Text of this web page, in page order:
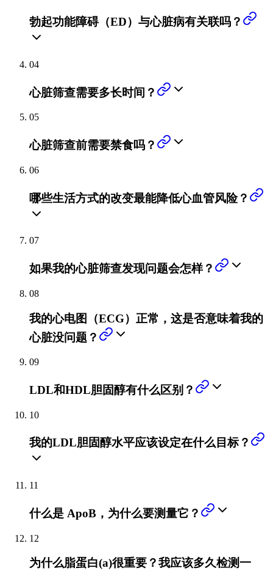
勃起功能障碍（ED）与心脏病有关联吗？
04
心脏筛查需要多长时间？
05
心脏筛查前需要禁食吗？
06
哪些生活方式的改变最能降低心血管风险？
07
如果我的心脏筛查发现问题会怎样？
08
我的心电图（ECG）正常，这是否意味着我的
心脏没问题？
09
LDL和HDL胆固醇有什么区别？
10
我的LDL胆固醇水平应该设定在什么目标？
11
什么是 ApoB，为什么要测量它？
12
为什么脂蛋白(a)很重要？我应该多久检测一